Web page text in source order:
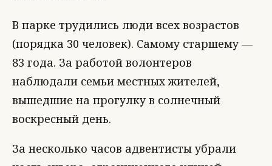
В парке трудились люди всех возрастов
(порядка 30 человек). Самому старшему —
83 года. За работой волонтеров
наблюдали семьи местных жителей,
вышедшие на прогулку в солнечный
воскресный день.
За несколько часов адвентисты убрали